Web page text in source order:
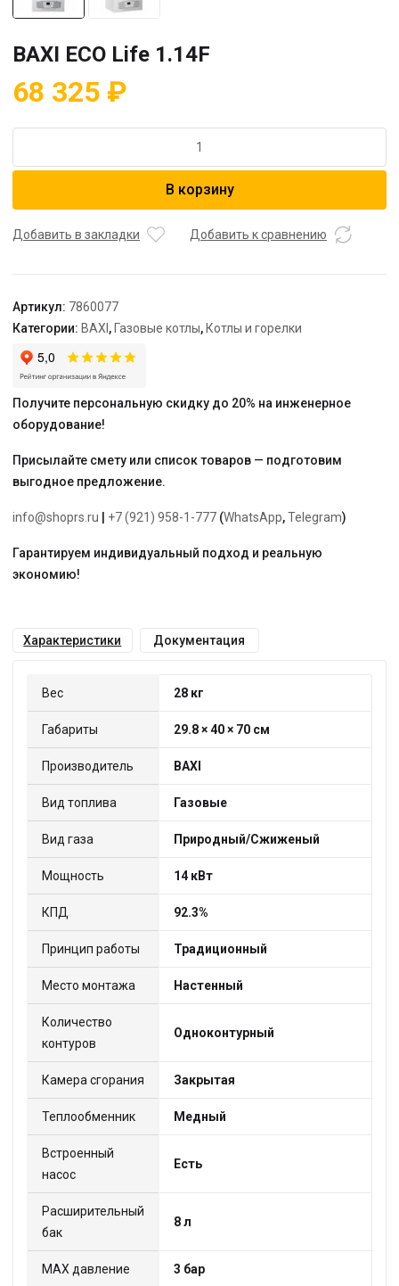
BAXI ECO Life 1.14F
68 325 ₽
BAXI
1.14F
В корзину
Добавить в закладки Добавить к сравнению
Артикул: 7860077
Категории: BAXI , Газовые котлы, Котлы и горелки
Получите персональную скидку до 20% на инженерное
оборудование!
Присылайте смету или список товаров — подготовим
выгодное предложение.
info@shoprs.ru +7 (921) 958-1-777 (WhatsApp,Telegram)
Гарантируем индивидуальный подход и реальную
экономию!
Характеристики Документация
Вес 28 кг
Габариты 29.8 × 40 × 70 см
Производитель BAXI
Вид топлива Газовые
Вид газа Природный/Сжиженый
Мощность 14 кВт
КПД 92.3%
Принцип работы Традиционный
Место монтажа Настенный
Количество
контуров
Одноконтурный
Камера сгорания Закрытая
Теплообменник Медный
Встроенный
насос
Есть
Расширительный
бак
8 л
МАХ давление 3 бар